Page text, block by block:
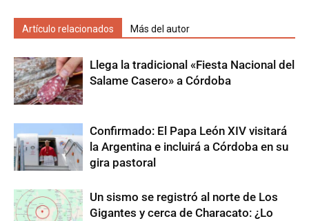
Artículo relacionados Más del autor
Llega la tradicional «Fiesta Nacional del
Salame Casero» a Córdoba
Confirmado: El Papa León XIV visitará
la Argentina e incluirá a Córdoba en su
gira pastoral
Un sismo se registró al norte de Los
Gigantes y cerca de Characato: ¿Lo